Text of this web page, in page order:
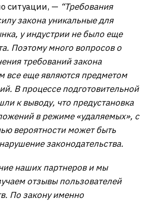
ситуации, — “Требования
закона уникальные для
у индустрии не было еще
Поэтому много вопросов о
требований закона
все еще являются предметом
В процессе подготовительной
к выводу, что предустановка
в режиме «удаляемых», с
вероятности может быть
законодательства.
наших партнеров и мы
отзывы пользователей
По закону именно